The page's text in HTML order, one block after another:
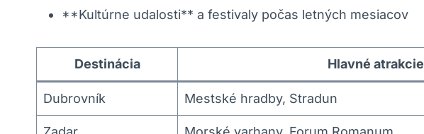
**Kultúrne udalosti** a festivaly počas letných mesiacov
Destinácia Hlavné atrakcie
Dubrovník Mestské hradby, Stradun